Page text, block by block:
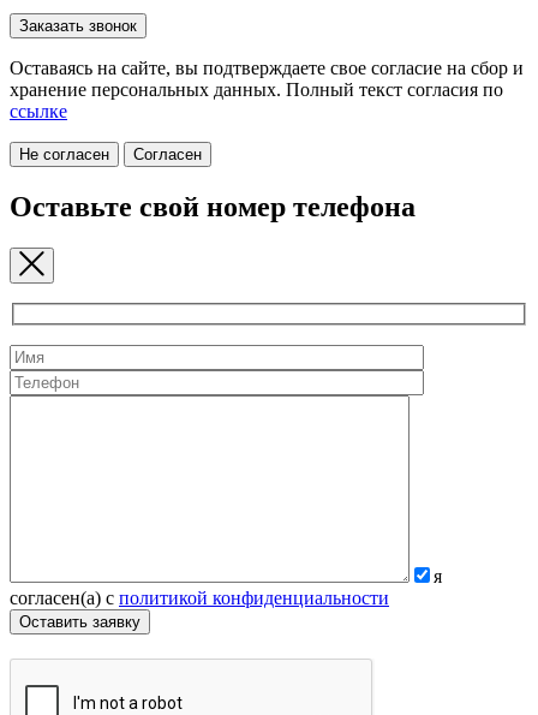
Заказать звонок
Оставаясь на сайте, вы подтверждаете свое согласие на cбор и
хранение персональных данных. Полный текст согласия по
ссылке
Не согласен Согласен
Оставьте свой номер телефона
я
согласен(а) с политикой конфиденциальности